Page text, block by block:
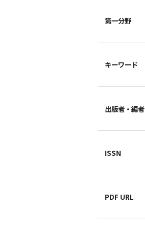
第一分野
キーワード
出版者・編者
ISSN
PDF URL